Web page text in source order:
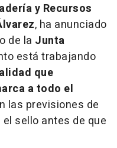
y Recursos
, ha anunciado
de la Junta
está trabajando
que
a todo el
las previsiones de
sello antes de que